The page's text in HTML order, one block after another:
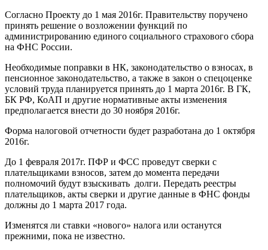
Согласно Проекту до 1 мая 2016г. Правительству поручено
принять решение о возложении функций по
администрированию единого социального страхового сбора
на ФНС России.
Необходимые поправки в НК, законодательство о взносах, в
пенсионное законодательство, а также в закон о спецоценке
условий труда планируется принять до 1 марта 2016г. В ГК,
БК РФ, КоАП и другие нормативные акты изменения
предполагается внести до 30 ноября 2016г.
Форма налоговой отчетности будет разработана до 1 октября
2016г.
До 1 февраля 2017г. ПФР и ФСС проведут сверки с
плательщиками взносов, затем до момента передачи
полномочий будут взыскивать долги. Передать реестры
плательщиков, акты сверки и другие данные в ФНС фонды
должны до 1 марта 2017 года.
Изменятся ли ставки «нового» налога или останутся
прежними, пока не известно.